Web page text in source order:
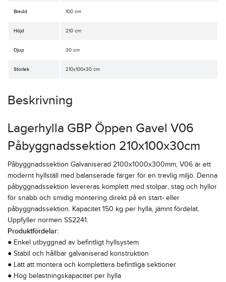
Bredd 100 cm
Höjd 210 cm
Djup 30 cm
Storlek 210x100x30 cm
Beskrivning
Lagerhylla GBP Öppen Gavel V06
Påbyggnadssektion 210x100x30cm
Påbyggnadssektion Galvaniserad 2100x1000x300mm, V06 är ett
modernt hyllställ med balanserade färger för en trevlig miljö. Denna
påbyggnadssektion levereras komplett med stolpar, stag och hyllor
för snabb och smidig montering direkt på en start- eller
påbyggnadssektion. Kapacitet 150 kg per hylla, jämnt fördelat.
Uppfyller normen SS2241.
Produktfördelar:
● Enkel utbyggnad av befintligt hyllsystem
● Stabil och hållbar galvaniserad konstruktion
● Lätt att montera och komplettera befintliga sektioner
● Hög belastningskapacitet per hylla